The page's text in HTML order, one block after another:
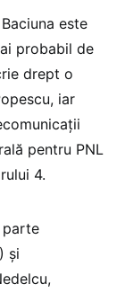
este
probabil de
drept o
iar
pentru PNL
4.
parte
și